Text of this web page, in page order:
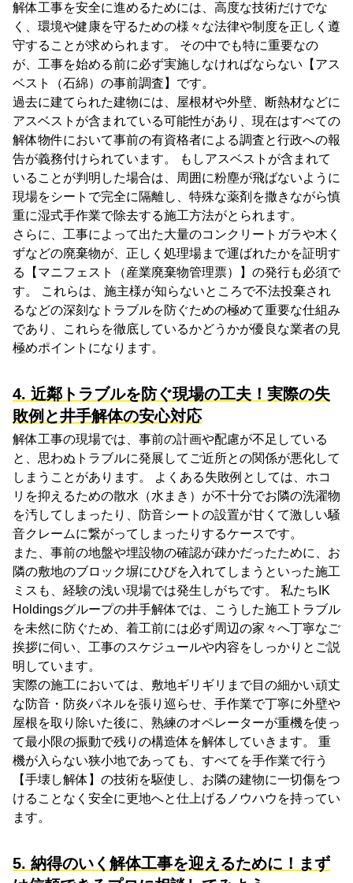
解体工事を安全に進めるためには、高度な技術だけでな
く、環境や健康を守るための様々な法律や制度を正しく遵
守することが求められます。 その中でも特に重要なの
が、工事を始める前に必ず実施しなければならない【アス
ベスト（石綿）の事前調査】です。
過去に建てられた建物には、屋根材や外壁、断熱材などに
アスベストが含まれている可能性があり、現在はすべての
解体物件において事前の有資格者による調査と行政への報
告が義務付けられています。 もしアスベストが含まれて
いることが判明した場合は、周囲に粉塵が飛ばないように
現場をシートで完全に隔離し、特殊な薬剤を撒きながら慎
重に湿式手作業で除去する施工方法がとられます。
さらに、工事によって出た大量のコンクリートガラや木く
ずなどの廃棄物が、正しく処理場まで運ばれたかを証明す
る【マニフェスト（産業廃棄物管理票）】の発行も必須で
す。 これらは、施主様が知らないところで不法投棄され
るなどの深刻なトラブルを防ぐための極めて重要な仕組み
であり、これらを徹底しているかどうかが優良な業者の見
極めポイントになります。
4. 近鄰トラブルを防ぐ現場の工夫！実際の失
敗例と井手解体の安心対応
解体工事の現場では、事前の計画や配慮が不足している
と、思わぬトラブルに発展してご近所との関係が悪化して
しまうことがあります。 よくある失敗例としては、ホコ
リを抑えるための散水（水まき）が不十分でお隣の洗濯物
を汚してしまったり、防音シートの設置が甘くて激しい騒
音クレームに繋がってしまったりするケースです。
また、事前の地盤や埋設物の確認が疎かだったために、お
隣の敷地のブロック塀にひびを入れてしまうといった施工
ミスも、経験の浅い現場では発生しがちです。 私たちIK
Holdingsグループの井手解体では、こうした施工トラブル
を未然に防ぐため、着工前には必ず周辺の家々へ丁寧なご
挨拶に伺い、工事のスケジュールや内容をしっかりとご説
明しています。
実際の施工においては、敷地ギリギリまで目の細かい頑丈
な防音・防炎パネルを張り巡らせ、手作業で丁寧に外壁や
屋根を取り除いた後に、熟練のオペレーターが重機を使っ
て最小限の振動で残りの構造体を解体していきます。 重
機が入らない狭小地であっても、すべてを手作業で行う
【手壊し解体】の技術を駆使し、お隣の建物に一切傷をつ
けることなく安全に更地へと仕上げるノウハウを持ってい
ます。
5. 納得のいく解体工事を迎えるために！まず